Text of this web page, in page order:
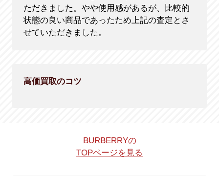
ただきました。やや使用感があるが、比較的
状態の良い商品であったため上記の査定とさ
せていただきました。
高価買取のコツ
BURBERRYの
TOPページを見る